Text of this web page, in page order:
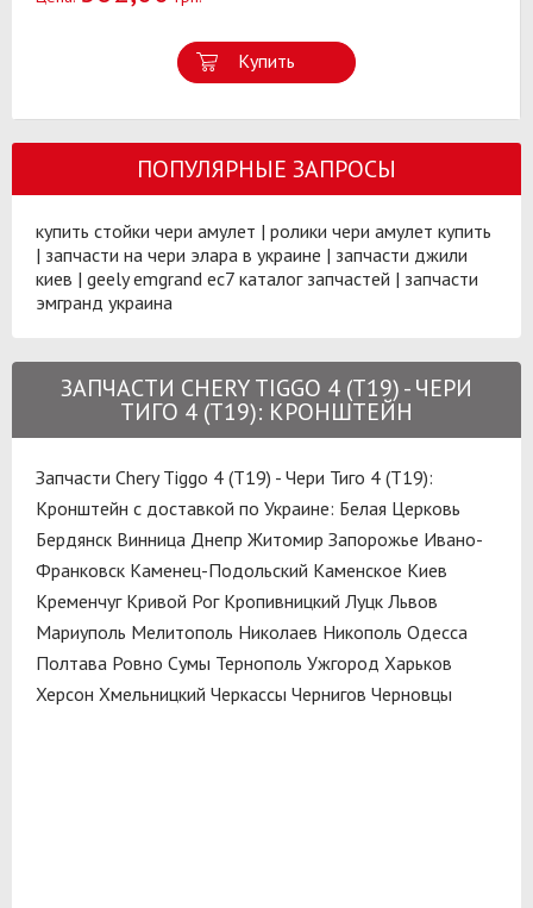
Купить
ПОПУЛЯРНЫЕ ЗАПРОСЫ
купить стойки чери амулет | ролики чери амулет купить
| запчасти на чери элара в украине | запчасти джили
киев | geely emgrand ec7 каталог запчастей | запчасти
эмгранд украина
ЗАПЧАСТИ CHERY TIGGO 4 (T19) - ЧЕРИ
ТИГО 4 (T19): КРОНШТЕЙН
Запчасти Chery Tiggo 4 (T19) - Чери Тиго 4 (T19):
Кронштейн с доставкой по Украине: Белая Церковь
Бердянск Винница Днепр Житомир Запорожье Ивано-
Франковск Каменец-Подольский Каменское Киев
Кременчуг Кривой Рог Кропивницкий Луцк Львов
Мариуполь Мелитополь Николаев Никополь Одесса
Полтава Ровно Сумы Тернополь Ужгород Харьков
Херсон Хмельницкий Черкассы Чернигов Черновцы